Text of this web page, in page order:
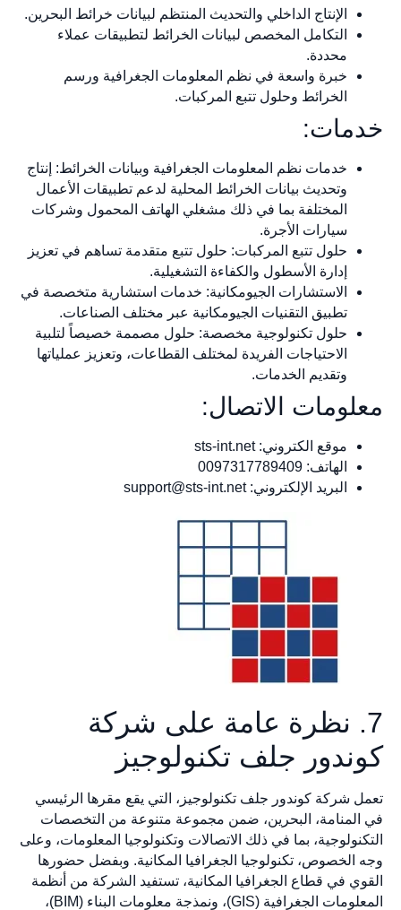
الإنتاج الداخلي والتحديث المنتظم لبيانات خرائط البحرين.
التكامل المخصص لبيانات الخرائط لتطبيقات عملاء
محددة.
خبرة واسعة في نظم المعلومات الجغرافية ورسم
الخرائط وحلول تتبع المركبات.
خدمات:
خدمات نظم المعلومات الجغرافية وبيانات الخرائط: إنتاج
وتحديث بيانات الخرائط المحلية لدعم تطبيقات الأعمال
المختلفة بما في ذلك مشغلي الهاتف المحمول وشركات
سيارات الأجرة.
حلول تتبع المركبات: حلول تتبع متقدمة تساهم في تعزيز
إدارة الأسطول والكفاءة التشغيلية.
الاستشارات الجيومكانية: خدمات استشارية متخصصة في
تطبيق التقنيات الجيومكانية عبر مختلف الصناعات.
حلول تكنولوجية مخصصة: حلول مصممة خصيصاً لتلبية
الاحتياجات الفريدة لمختلف القطاعات، وتعزيز عملياتها
وتقديم الخدمات.
معلومات الاتصال:
موقع الكتروني: sts-int.net
الهاتف: 0097317789409
البريد الإلكتروني:support@sts-int.net
7. نظرة عامة على شركة
كوندور جلف تكنولوجيز
تعمل شركة كوندور جلف تكنولوجيز، التي يقع مقرها الرئيسي
في المنامة، البحرين، ضمن مجموعة متنوعة من التخصصات
التكنولوجية، بما في ذلك الاتصالات وتكنولوجيا المعلومات، وعلى
وجه الخصوص، تكنولوجيا الجغرافيا المكانية. وبفضل حضورها
القوي في قطاع الجغرافيا المكانية، تستفيد الشركة من أنظمة
المعلومات الجغرافية (GIS)، ونمذجة معلومات البناء (BIM)،